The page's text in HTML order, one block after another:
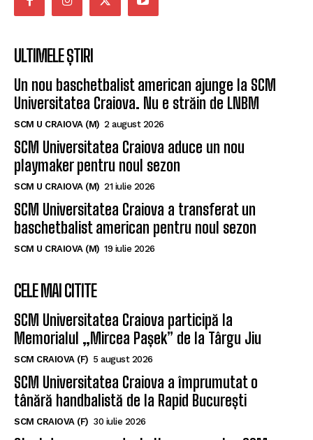
ULTIMELE ȘTIRI
Un nou baschetbalist american ajunge la SCM
Universitatea Craiova. Nu e străin de LNBM
SCM U CRAIOVA (M) 2 august 2026
SCM Universitatea Craiova aduce un nou
playmaker pentru noul sezon
SCM U CRAIOVA (M) 21 iulie 2026
SCM Universitatea Craiova a transferat un
baschetbalist american pentru noul sezon
SCM U CRAIOVA (M) 19 iulie 2026
CELE MAI CITITE
SCM Universitatea Craiova participă la
Memorialul „Mircea Pașek” de la Târgu Jiu
SCM CRAIOVA (F) 5 august 2026
SCM Universitatea Craiova a împrumutat o
tânără handbalistă de la Rapid București
SCM CRAIOVA (F) 30 iulie 2026